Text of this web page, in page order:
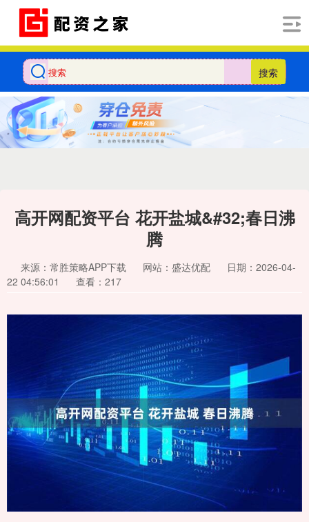
搜索
高开网配资平台 花开盐城&#32;春日沸
腾
来源：常胜策略APP下载 网站：盛达优配
日期：2026-04-
22 04:56:01
查看：217